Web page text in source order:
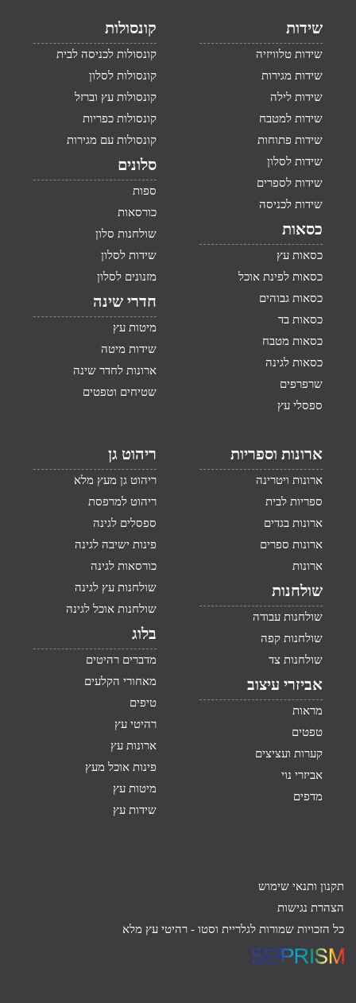
שידות
שידות טלוויזיה
שידות מגירות
שידות לילה
שידות למטבח
שידות פתוחות
שידות לסלון
שידות לספרים
שידות לכניסה
כסאות
כסאות עץ
כסאות לפינת אוכל
כסאות גבוהים
כסאות בד
כסאות מטבח
כסאות לגינה
שרפרפים
ספסלי עץ
קונסולות
קונסולות לכניסה לבית
קונסולות לסלון
קונסולות עץ וברזל
קונסולות כפריות
קונסולות עם מגירות
סלונים
ספות
כורסאות
שולחנות סלון
שידות לסלון
מזנונים לסלון
חדרי שינה
מיטות עץ
שידות מיטה
ארונות לחדר שינה
שטיחים וטפטים
ארונות וספריות
ארונות ויטרינה
ספריות לבית
ארונות בגדים
ארונות ספרים
ארונות
שולחנות
שולחנות עבודה
שולחנות קפה
שולחנות צד
אביזרי עיצוב
מראות
טפטים
קערות ועציצים
אביזרי נוי
מדפים
ריהוט גן
ריהוט גן מעץ מלא
ריהוט למרפסת
ספסלים לגינה
פינות ישיבה לגינה
כורסאות לגינה
שולחנות עץ לגינה
שולחנות אוכל לגינה
בלוג
מדברים רהיטים
מאחורי הקלעים
טיפים
רהיטי עץ
ארונות עץ
פינות אוכל מעץ
מיטות עץ
שידות עץ
תקנון ותנאי שימוש
הצהרת נגישות
כל הזכויות שמורות לגלריית וסטו - רהיטי עץ מלא